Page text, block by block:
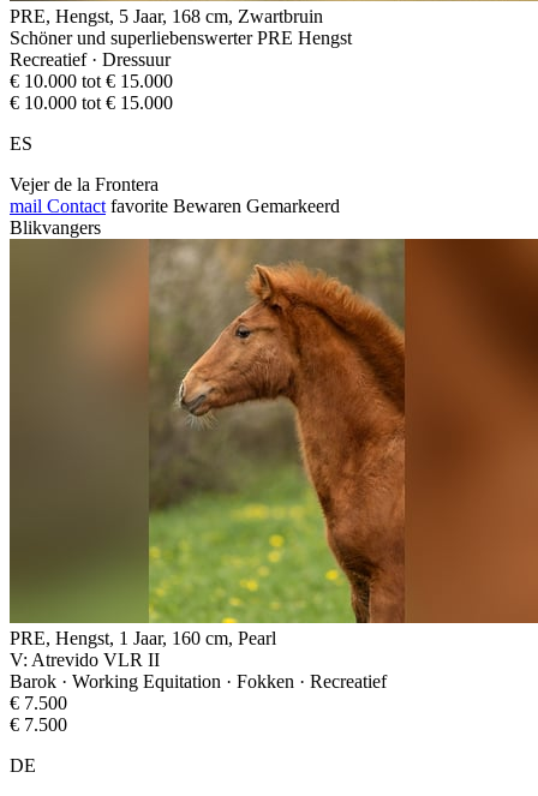
PRE, Hengst, 5 Jaar, 168 cm, Zwartbruin
Schöner und superliebenswerter PRE Hengst
Recreatief · Dressuur
€ 10.000 tot € 15.000
€ 10.000 tot € 15.000
ES
Vejer de la Frontera
mail Contact favorite Bewaren Gemarkeerd
Blikvangers
PRE, Hengst, 1 Jaar, 160 cm, Pearl
V: Atrevido VLR II
Barok · Working Equitation · Fokken · Recreatief
€ 7.500
€ 7.500
DE